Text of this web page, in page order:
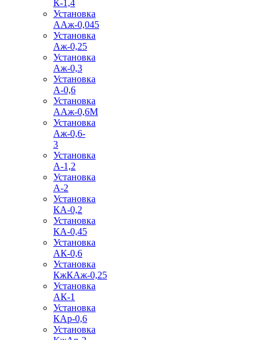
К-1,4
Установка
ААж-0,045
Установка
Аж-0,25
Установка
Аж-0,3
Установка
А-0,6
Установка
ААж-0,6М
Установка
Аж-0,6-
3
Установка
А-1,2
Установка
А-2
Установка
КА-0,2
Установка
КА-0,45
Установка
АК-0,6
Установка
КжКАж-0,25
Установка
АК-1
Установка
КАр-0,6
Установка